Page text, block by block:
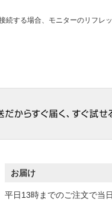
する場合、モニターのリフレ
お届け
平日13時までのご注文で当